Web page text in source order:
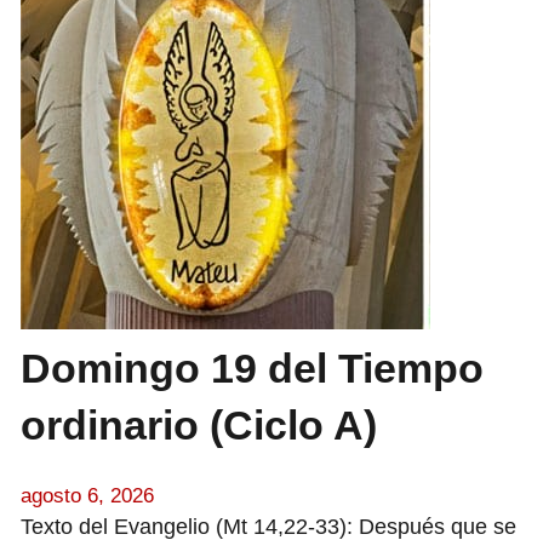
Domingo 19 del Tiempo
ordinario (Ciclo A)
agosto 6, 2026
Texto del Evangelio (Mt 14,22-33): Después que se